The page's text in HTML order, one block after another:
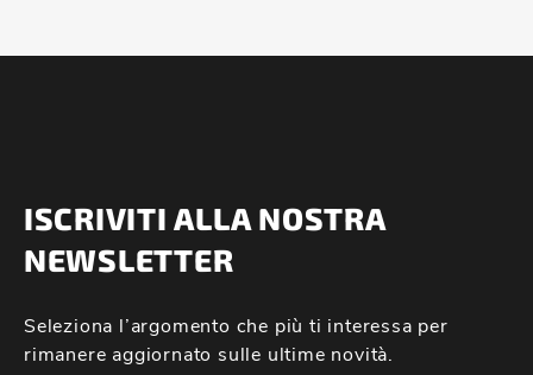
ISCRIVITI ALLA NOSTRA
NEWSLETTER
Seleziona l’argomento che più ti interessa per
rimanere aggiornato sulle ultime novità.